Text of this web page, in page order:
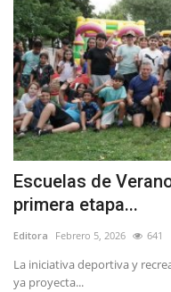
Escuelas de
primera etapa...
Editora Febrero 5, 2026 641
La iniciativa deportiva y
ya proyecta...